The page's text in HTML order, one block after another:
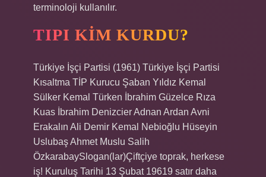
terminoloji kullanılır.
TIPI KIM KURDU?
Türkiye İşçi Partisi (1961) Türkiye İşçi Partisi
Kısaltma TİP Kurucu Şaban Yıldız Kemal
Sülker Kemal Türken İbrahim Güzelce Rıza
Kuas İbrahim Denizcier Adnan Ardan Avni
Erakalın Ali Demir Kemal Nebioğlu Hüseyin
Uslubaş Ahmet Muslu Salih
ÖzkarabaySlogan(lar)Çiftçiye toprak, herkese
iş! Kuruluş Tarihi 13 Şubat 19619 satır daha